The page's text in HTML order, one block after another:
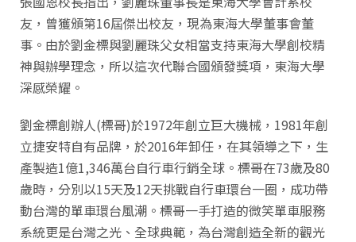
友，曾獲頒第16屆傑出校友，現為東海大學董事會董
事。由於劉金標與劉麗珠父女相當支持東海大學創校精
神與辦學理念，所以這次代聯合國頒發獎項，東海大學
深感榮耀。
劉金標創辦人(標哥)於1972年創立巨大機械，1981年創
立捷安特自有品牌，於2016年卸任，在其領導之下，生
產製造1億1,346萬台自行車行銷全球。標哥在73歲及80
歲時，分別以15天及12天挑戰自行車環台一圈，成功帶
動台灣的單車環台風潮。標哥一手打造的微笑單車服務
系統更是台灣之光、全球典範，為台灣創造全新的觀光